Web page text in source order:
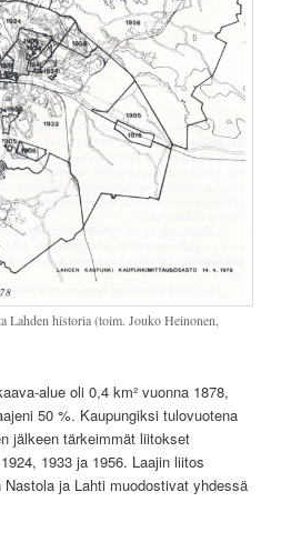
Lahden historia (toim. Jouko Heinonen,
alue oli 0,4 km² vuonna 1878,
50 %. Kaupungiksi tulovuotena
jälkeen tärkeimmät liitokset
1933 ja 1956. Laajin liitos
ja Lahti muodostivat yhdessä